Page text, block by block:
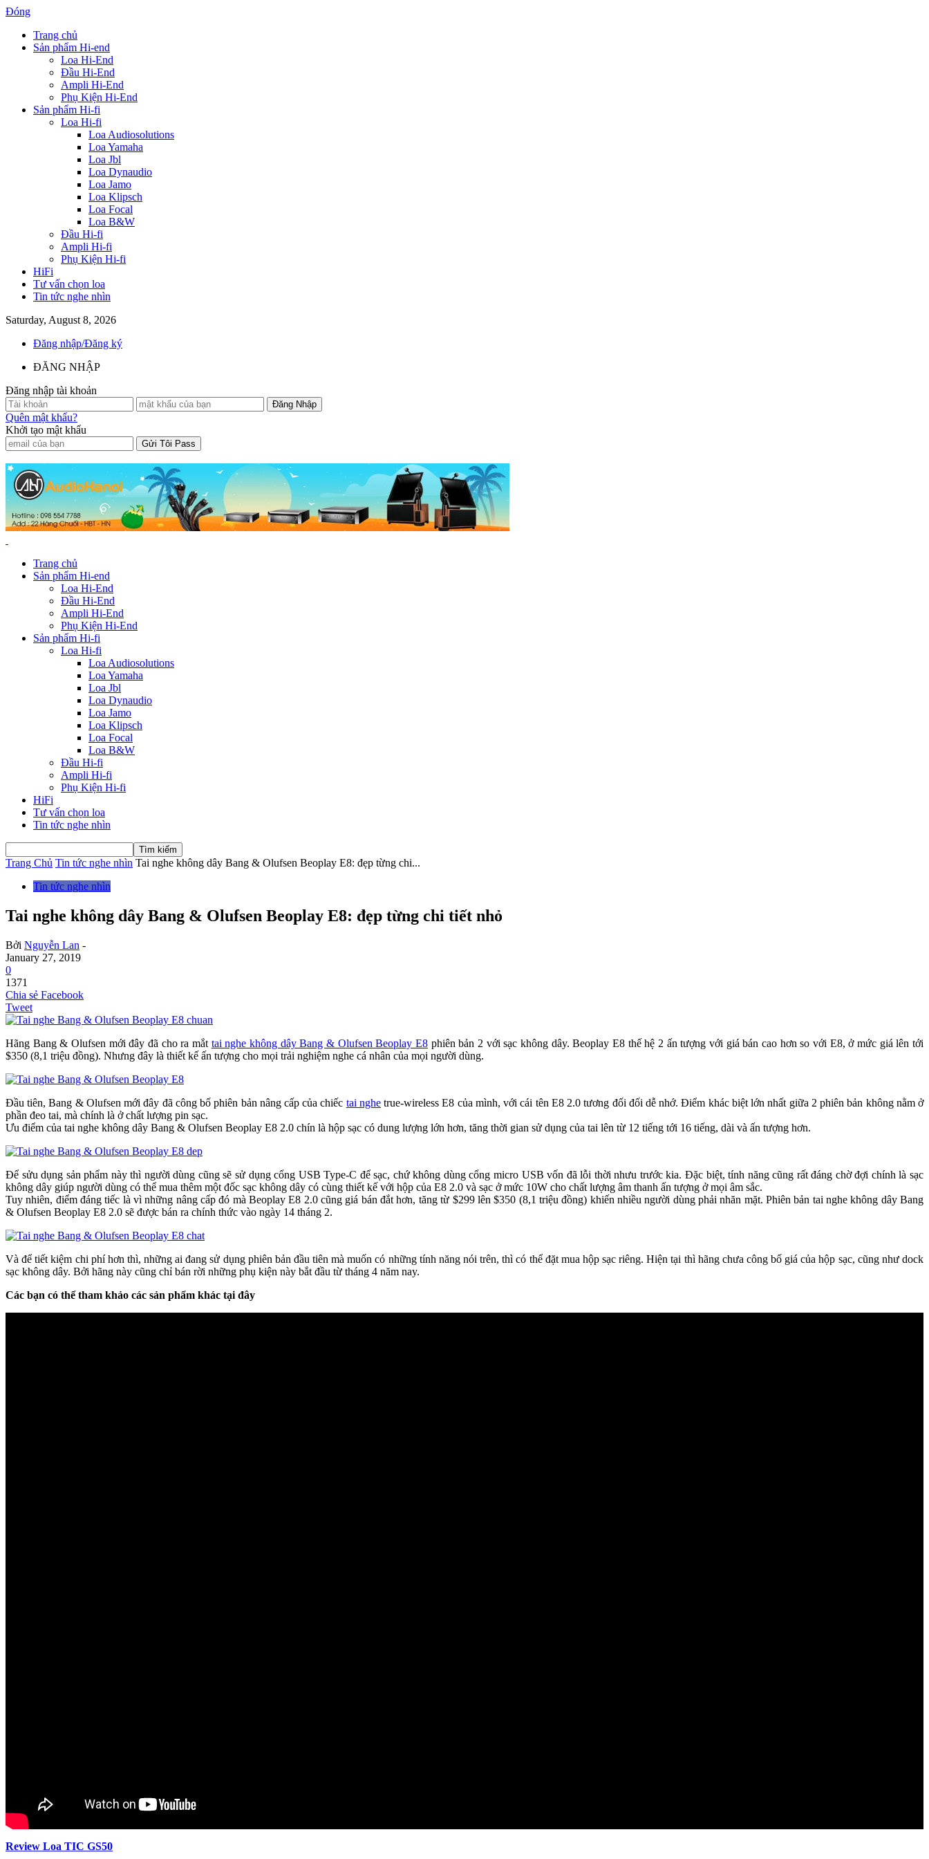
Đóng
Trang chủ
Sản phẩm Hi-end
Loa Hi-End
Đầu Hi-End
Ampli Hi-End
Phụ Kiện Hi-End
Sản phẩm Hi-fi
Loa Hi-fi
Loa Audiosolutions
Loa Yamaha
Loa Jbl
Loa Dynaudio
Loa Jamo
Loa Klipsch
Loa Focal
Loa B&W
Đầu Hi-fi
Ampli Hi-fi
Phụ Kiện Hi-fi
HiFi
Tư vấn chọn loa
Tin tức nghe nhìn
Saturday, August 8, 2026
Đăng nhập/Đăng ký
ĐĂNG NHẬP
Đăng nhập tài khoản
Quên mật khẩu?
Khởi tạo mật khẩu
Trang chủ
Sản phẩm Hi-end
Loa Hi-End
Đầu Hi-End
Ampli Hi-End
Phụ Kiện Hi-End
Sản phẩm Hi-fi
Loa Hi-fi
Loa Audiosolutions
Loa Yamaha
Loa Jbl
Loa Dynaudio
Loa Jamo
Loa Klipsch
Loa Focal
Loa B&W
Đầu Hi-fi
Ampli Hi-fi
Phụ Kiện Hi-fi
HiFi
Tư vấn chọn loa
Tin tức nghe nhìn
Trang Chủ Tin tức nghe nhìn Tai nghe không dây Bang & Olufsen Beoplay E8: đẹp từng chi...
Tin tức nghe nhìn
Tai nghe không dây Bang & Olufsen Beoplay E8: đẹp từng chi tiết nhỏ
Bởi Nguyễn Lan -
January 27, 2019
0
1371
Chia sẻ Facebook
Tweet
Hãng Bang & Olufsen mới đây đã cho ra mắt tai nghe không dây Bang & Olufsen Beoplay E8 phiên bản 2 với sạc không dây. Beoplay E8 thế hệ 2 ấn tượng với giá bán cao hơn so với E8, ở mức giá lên tới
$350 (8,1 triệu đồng). Nhưng đây là thiết kế ấn tượng cho mọi trải nghiệm nghe cá nhân của mọi người dùng.
Đầu tiên, Bang & Olufsen mới đây đã công bố phiên bản nâng cấp của chiếc tai nghetrue-wireless E8 của mình, với cái tên E8 2.0 tương đối đối dễ nhớ. Điểm khác biệt lớn nhất giữa 2 phiên bản không nằm ở
phần đeo tai, mà chính là ở chất lượng pin sạc.
Ưu điểm của tai nghe không dây Bang & Olufsen Beoplay E8 2.0 chín là hộp sạc có dung lượng lớn hơn, tăng thời gian sử dụng của tai lên từ 12 tiếng tới 16 tiếng, dài và ấn tượng hơn.
Để sửu dụng sản phẩm này thì người dùng cũng sẽ sử dụng cổng USB Type-C để sạc, chứ không dùng cổng micro USB vốn đã lỗi thời nhưu trước kia. Đặc biệt, tính năng cũng rất đáng chờ đợi chính là sạc
không dây giúp người dùng có thể mua thêm một đốc sạc không dây có cùng thiết kế với hộp của E8 2.0 và sạc ở mức 10W cho chất lượng âm thanh ấn tượng ở mọi âm sắc.
Tuy nhiên, điểm đáng tiếc là vì những nâng cấp đó mà Beoplay E8 2.0 cũng giá bán đắt hơn, tăng từ $299 lên $350 (8,1 triệu đồng) khiến nhiều người dùng phải nhăn mặt. Phiên bản tai nghe không dây Bang
& Olufsen Beoplay E8 2.0 sẽ được bán ra chính thức vào ngày 14 tháng 2.
Và để tiết kiệm chi phí hơn thì, những ai đang sử dụng phiên bản đầu tiên mà muốn có những tính năng nói trên, thì có thể đặt mua hộp sạc riêng. Hiện tại thì hãng chưa công bố giá của hộp sạc, cũng như dock
sạc không dây. Bởi hãng này cũng chỉ bán rời những phụ kiện này bắt đầu từ tháng 4 năm nay.
Các bạn có thể tham khảo các sản phẩm khác tại đây
Review Loa TIC GS50